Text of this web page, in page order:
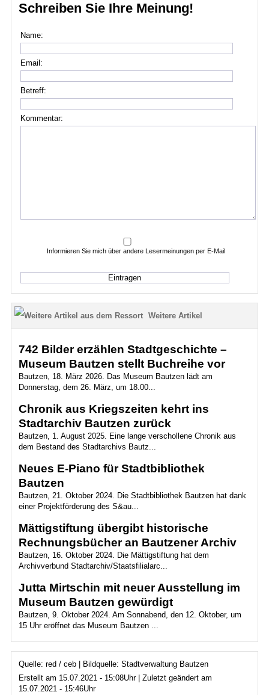
Schreiben Sie Ihre Meinung!
Name:
Email:
Betreff:
Kommentar:
Informieren Sie mich über andere Lesermeinungen per E-Mail
Weitere Artikel
742 Bilder erzählen Stadtgeschichte –
Museum Bautzen stellt Buchreihe vor
Bautzen, 18. März 2026. Das Museum Bautzen lädt am
Donnerstag, dem 26. März, um 18.00...
Chronik aus Kriegszeiten kehrt ins
Stadtarchiv Bautzen zurück
Bautzen, 1. August 2025. Eine lange verschollene Chronik aus
dem Bestand des Stadtarchivs Bautz...
Neues E-Piano für Stadtbibliothek
Bautzen
Bautzen, 21. Oktober 2024. Die Stadtbibliothek Bautzen hat dank
einer Projektförderung des S&au...
Mättigstiftung übergibt historische
Rechnungsbücher an Bautzener Archiv
Bautzen, 16. Oktober 2024. Die Mättigstiftung hat dem
Archivverbund Stadtarchiv/Staatsfilialarc...
Jutta Mirtschin mit neuer Ausstellung im
Museum Bautzen gewürdigt
Bautzen, 9. Oktober 2024. Am Sonnabend, den 12. Oktober, um
15 Uhr eröffnet das Museum Bautzen ...
Quelle: red / ceb | Bildquelle: Stadtverwaltung Bautzen
Erstellt am 15.07.2021 - 15:08Uhr | Zuletzt geändert am
15.07.2021 - 15:46Uhr